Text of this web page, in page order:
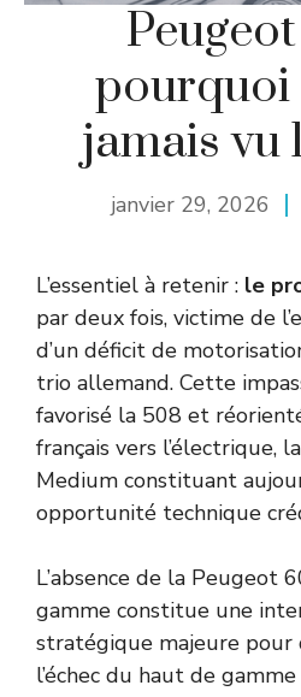
pourquoi
jamais vu
janvier 29, 2026
L’essentiel à retenir : le
par deux fois, victime de
d’un déficit de
trio allemand. Cette
favorisé la 508 et
français vers l’électrique,
Medium constituant
opportunité technique
L’absence de la Peugeot
gamme constitue une
stratégique majeure pour
l’échec du haut de